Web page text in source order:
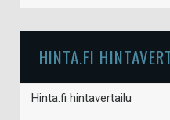
HINTA.FI
Hinta.fi hintavertailu